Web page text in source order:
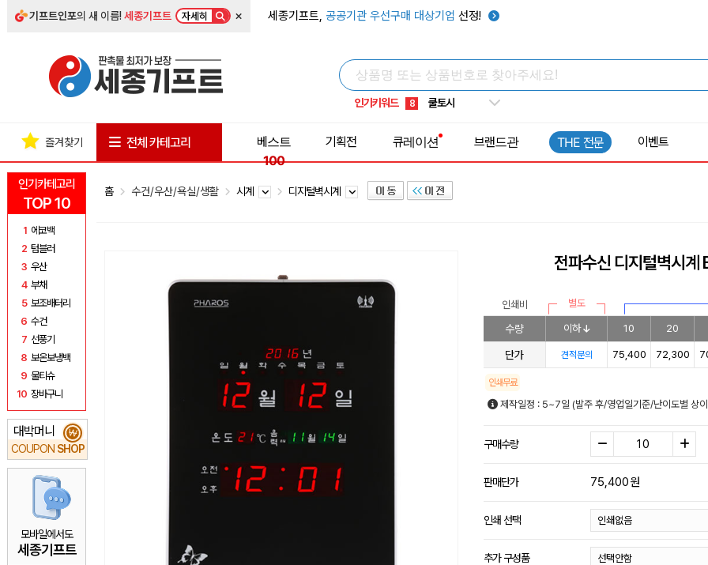
기프트인포의 새 이름!세종기프트 자세히 × 세종기프트, 공공기관 우선구매 대상기업 선정!
인기키워드
5 키캡
8 쿨토시
9 넥쿨러
1 선풍기
인기카테고리
TOP 10
1 에코백
2 텀블러
3 우산
4 부채
5 보조배터리
6 수건
7 선풍기
8 보온보냉백
9 물티슈
10 장바구니
대박머니
COUPON SHOP
₩
모바일에서도
세종기프트
즐겨찾기 전체 카테고리
베스트
100
기획전 큐레이션 브랜드관 THE 전문 이벤트
홈 수건/우산/욕실/생활 시계 디지털벽시계
전파수신 디지털벽시
인쇄비 별도
수량 이하 10 20
단가 견적문의 75,400 72,300
인쇄무료
제작일정 : 5~7일 (발주 후/영업일기준/난이도별 상
구매수량
판매단가 75,400원
인쇄 선택
추가 구성품